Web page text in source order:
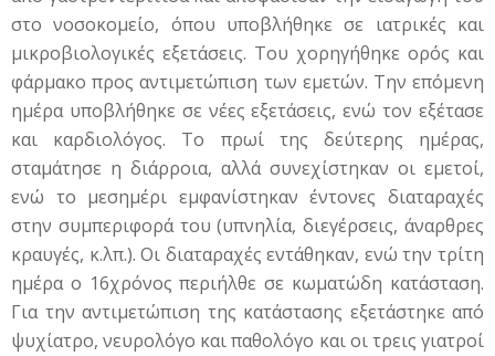
στο νοσοκομείο, όπου υποβλήθηκε σε ιατρικές και
μικροβιολογικές εξετάσεις. Του χορηγήθηκε ορός και
φάρμακο προς αντιμετώπιση των εμετών. Την επόμενη
ημέρα υποβλήθηκε σε νέες εξετάσεις, ενώ τον εξέτασε
και καρδιολόγος. Το πρωί της δεύτερης ημέρας,
σταμάτησε η διάρροια, αλλά συνεχίστηκαν οι εμετοί,
ενώ το μεσημέρι εμφανίστηκαν έντονες διαταραχές
στην συμπεριφορά του (υπνηλία, διεγέρσεις, άναρθρες
κραυγές, κ.λπ.). Οι διαταραχές εντάθηκαν, ενώ την τρίτη
ημέρα ο 16χρόνος περιήλθε σε κωματώδη κατάσταση.
Για την αντιμετώπιση της κατάστασης εξετάστηκε από
ψυχίατρο, νευρολόγο και παθολόγο και οι τρεις γιατροί